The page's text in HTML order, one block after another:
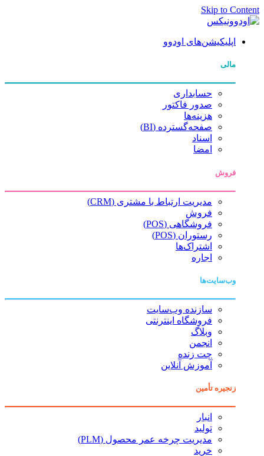
Skip to Content
اپلیکیشن‌های اودوو
مالی
حسابداری
صدور فاکتور
هزینه‌ها
صفحه‌گسترده (BI)
اسناد
امضا
فروش
مدیریت ارتباط با مشتری (CRM)
فروش
فروشگاهی (POS)
رستوران (POS)
اشتراک‌ها
اجاره
وب‌سایت‌ها
سازنده وب‌سایت
فروشگاه اینترنتی
وبلاگ
انجمن
چت زنده
آموزش آنلاین
زنجیره تأمین
انبار
تولید
مدیریت چرخه عمر محصول (PLM)
خرید